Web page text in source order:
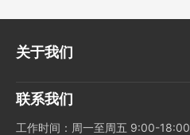
关于我们
联系我们
工作时间：周一至周五 9:00-18:00